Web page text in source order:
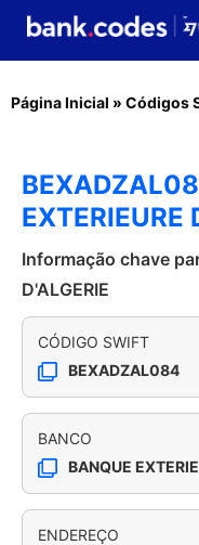
Página Inicial » Códigos
EXTERIEURE
Informação chave
D'ALGERIE
CÓDIGO SWIFT
BEXADZAL084
BANCO
BANQUE
ENDEREÇO